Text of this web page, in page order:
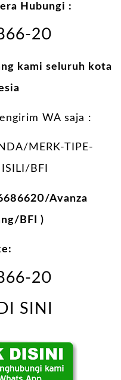
Hubungi :
20
kami seluruh kota
WA saja :
MERK-TIPE-
BFI
Avanza
BFI )
20
SINI